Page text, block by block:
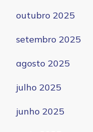
outubro 2025
setembro 2025
agosto 2025
julho 2025
junho 2025